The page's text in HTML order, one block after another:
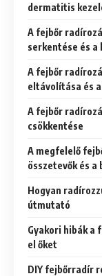
dermatitis
A fejbőr
serkentése és a
A fejbőr
eltávolítása és
A fejbőr
csökkentése
A megfelelő
összetevők és a
Hogyan
útmutató
Gyakori hibák a
el őket
DIY fejbőrradír